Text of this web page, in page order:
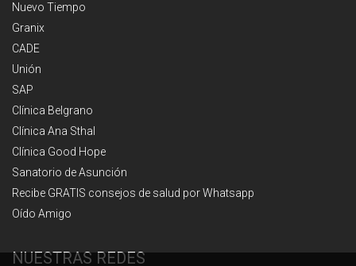
Nuevo Tiempo
Granix
CADE
Unión
SAP
Clínica Belgrano
Clínica Ana Sthal
Clínica Good Hope
Sanatorio de Asunción
Recibe GRATIS consejos de salud por Whatsapp
Oído Amigo
NUESTRAS REDES